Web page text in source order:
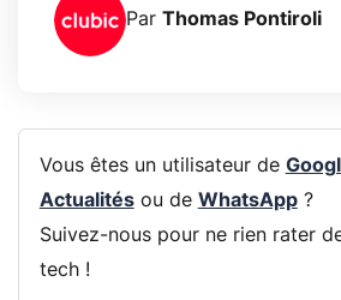
Par Thomas Pontiroli
Vous êtes un utilisateur de
Actualitésou de WhatsApp?
Suivez-nous pour ne rien rater
tech !